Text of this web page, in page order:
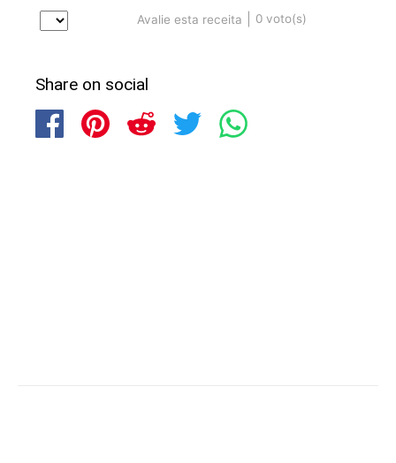
Avalie esta receita 0 voto(s)
Share on social